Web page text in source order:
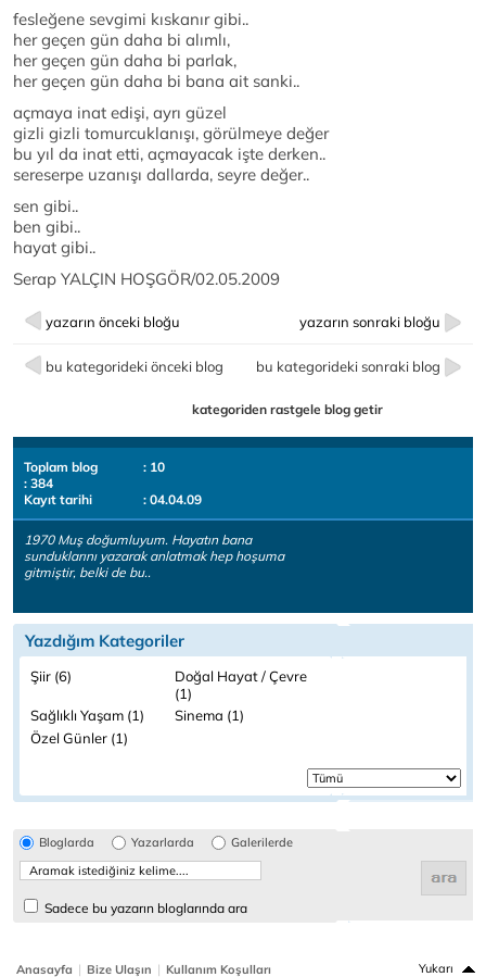
fesleğene sevgimi kıskanır gibi..
her geçen gün daha bi alımlı,
her geçen gün daha bi parlak,
her geçen gün daha bi bana ait sanki..
açmaya inat edişi, ayrı güzel
gizli gizli tomurcuklanışı, görülmeye değer
bu yıl da inat etti, açmayacak işte derken..
sereserpe uzanışı dallarda, seyre değer..
sen gibi..
ben gibi..
hayat gibi..
Serap YALÇIN HOŞGÖR/02.05.2009
yazarın önceki bloğu yazarın sonraki bloğu
bu kategorideki önceki blog bu kategorideki sonraki blog
kategoriden rastgele blog getir
Toplam blog
: 10
: 384
Kayıt tarihi
: 04.04.09
1970 Muş doğumluyum. Hayatın bana
sunduklarını yazarak anlatmak hep hoşuma
gitmiştir, belki de bu..
Yazdığım Kategoriler
Şiir (6) Doğal Hayat / Çevre
(1)
Sağlıklı Yaşam (1)
Sinema (1)
Özel Günler (1)
Bloglarda Yazarlarda Galerilerde
Sadece bu yazarın bloglarında ara
Anasayfa | Bize Ulaşın | Kullanım Koşulları Yukarı